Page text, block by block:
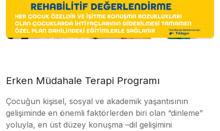
Erken Müdahale Terapi Programı
Çocuğun kişisel, sosyal ve akademik yaşantısının
gelişiminde en önemli faktörlerden biri olan “dinleme”
yoluyla, en üst düzey konuşma –dil gelişimini